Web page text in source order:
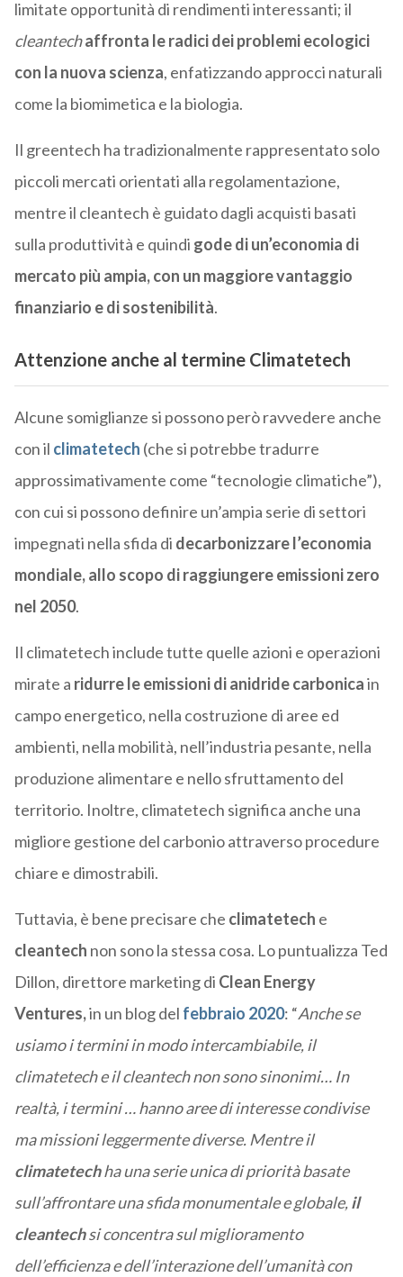
limitate opportunità di rendimenti interessanti;il
cleantechaffronta le radici dei problemi ecologici
con la nuova scienza, enfatizzando approcci naturali
come la biomimetica e la biologia.
Il greentech ha tradizionalmente rappresentato solo
piccoli mercati orientati alla regolamentazione,
mentre il cleantech è guidato dagli acquisti basati
sulla produttività e quindi gode di un’economia di
mercato più ampia, con un maggiore vantaggio
finanziario e di sostenibilità.
Attenzione anche al termine Climatetech
Alcune somiglianze si possono però ravvedere anche
con il climatetech (che si potrebbe tradurre
approssimativamente come “tecnologie climatiche”),
con cui si possono definire un’ampia serie di settori
impegnati nella sfida di decarbonizzare l’economia
mondiale, allo scopo di raggiungere emissioni zero
nel 2050.
Il climatetech include tutte quelle azioni e operazioni
mirate a ridurre le emissioni di anidride carbonicain
campo energetico, nella costruzione di aree ed
ambienti, nella mobilità, nell’industria pesante, nella
produzione alimentare e nello sfruttamento del
territorio. Inoltre, climatetech significa anche una
migliore gestione del carbonio attraverso procedure
chiare e dimostrabili.
Tuttavia, è bene precisare che climatetech e
cleantech non sono la stessa cosa. Lo puntualizza Ted
Dillon, direttore marketing di Clean Energy
Ventures,in un blog del febbraio 2020: “Anche se
usiamo i termini in modo intercambiabile, il
climatetech e il cleantech non sono sinonimi… In
realtà, i termini … hannoaree di interesse condivise
ma missioni leggermente diverse. Mentre il
climatetechha una serie unica di priorità basate
sull’affrontare una sfida monumentale e globale,il
cleantechsi concentra sul miglioramento
dell’efficienza e dell’interazione dell’umanità con